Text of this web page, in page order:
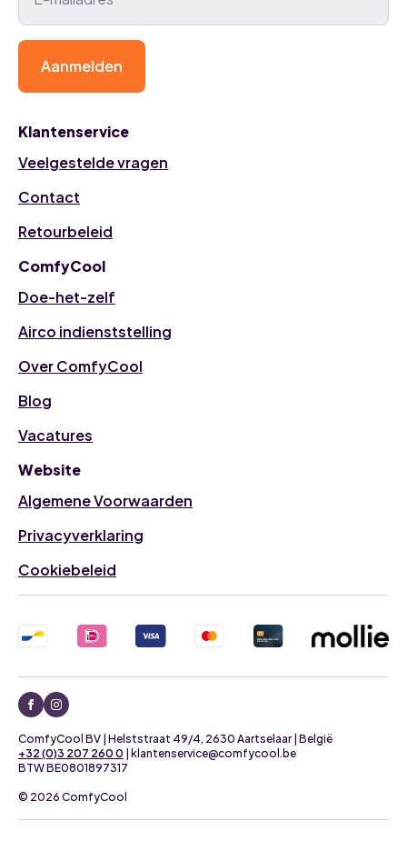
Klantenservice
Veelgestelde vragen
Contact
Retourbeleid
ComfyCool
Doe-het-zelf
Airco indienststelling
Over ComfyCool
Blog
Vacatures
Website
Algemene Voorwaarden
Privacyverklaring
Cookiebeleid
Aanmelden
© 2026 ComfyCool
+32 (0)3 207 260 0 | klantenservice@comfycool.be
BTW BE0801897317
ComfyCool BV | Helststraat 49/4, 2630 Aartselaar | België